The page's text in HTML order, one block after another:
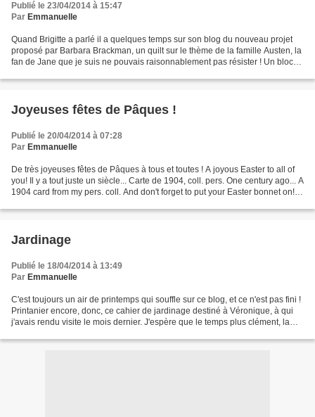
Publié le 23/04/2014 à 15:47
Par Emmanuelle
Quand Brigitte a parlé il a quelques temps sur son blog du nouveau projet
proposé par Barbara Brackman, un quilt sur le thème de la famille Austen, la
fan de Jane que je suis ne pouvais raisonnablement pas résister ! Un bloc
Joyeuses fêtes de Pâques !
Publié le 20/04/2014 à 07:28
Par Emmanuelle
De très joyeuses fêtes de Pâques à tous et toutes ! A joyous Easter to all of
you! Il y a tout juste un siècle... Carte de 1904, coll. pers. One century ago... A
1904 card from my pers. coll. And don't forget to put your Easter bonnet on!
Jardinage
Publié le 18/04/2014 à 13:49
Par Emmanuelle
C'est toujours un air de printemps qui souffle sur ce blog, et ce n'est pas fini !
Printanier encore, donc, ce cahier de jardinage destiné à Véronique, à qui
j'avais rendu visite le mois dernier. J'espère que le temps plus clément, la